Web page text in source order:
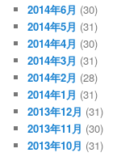
2014年6月 (30)
2014年5月 (31)
2014年4月 (30)
2014年3月 (31)
2014年2月 (28)
2014年1月 (31)
2013年12月 (31)
2013年11月 (30)
2013年10月 (31)